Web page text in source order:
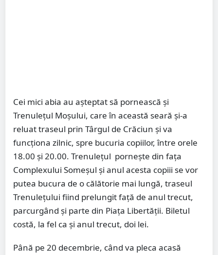
Cei mici abia au așteptat să pornească și
Trenulețul Moșului, care în această seară și-a
reluat traseul prin Târgul de Crăciun și va
funcționa zilnic, spre bucuria copiilor, între orele
18.00 și 20.00. Trenulețul pornește din fața
Complexului Someșul și anul acesta copiii se vor
putea bucura de o călătorie mai lungă, traseul
Trenulețului fiind prelungit față de anul trecut,
parcurgând și parte din Piața Libertății. Biletul
costă, la fel ca și anul trecut, doi lei.
Până pe 20 decembrie, când va pleca acasă